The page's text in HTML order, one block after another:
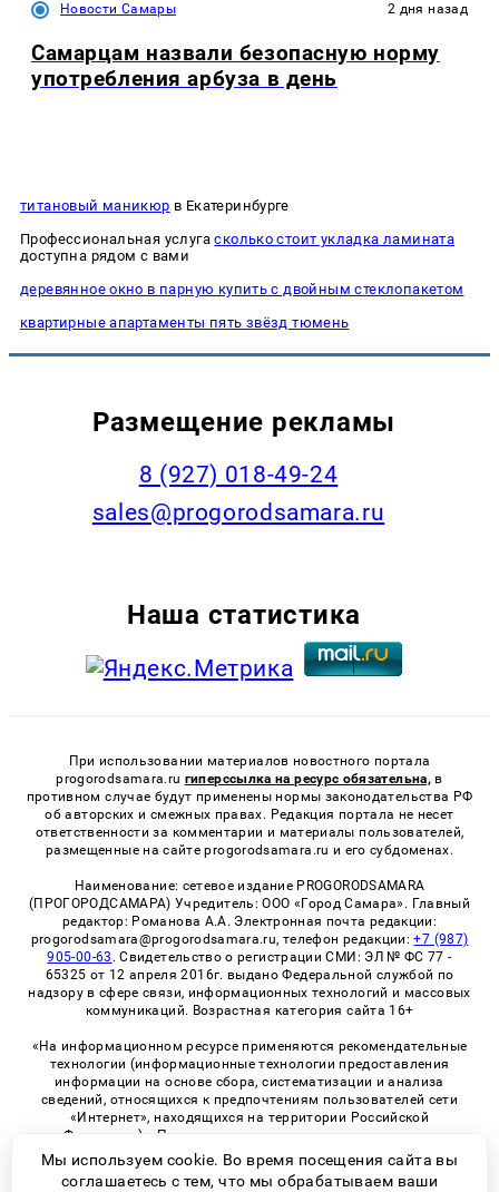
Новости Самары 2 дня назад
Самарцам назвали безопасную норму
употребления арбуза в день
титановый маникюр в Екатеринбурге
Профессиональная услугасколько стоит укладка ламината
доступна рядом с вами
деревянное окно в парную купить с двойным стеклопакетом
квартирные апартаменты пять звёзд тюмень
Размещение рекламы
8 (927) 018-49-24
sales@progorodsamara.ru
Наша статистика
При использовании материалов новостного портала
progorodsamara.ru гиперссылка на ресурс обязательна, в
противном случае будут применены нормы законодательства РФ
об авторских и смежных правах. Редакция портала не несет
ответственности за комментарии и материалы пользователей,
размещенные на сайте progorodsamara.ru и его субдоменах.
Наименование: сетевое издание PROGORODSAMARA
(ПРОГОРОДСАМАРА) Учредитель: ООО «Город Самара». Главный
редактор: Романова А.А. Электронная почта редакции:
progorodsamara@progorodsamara.ru, телефон редакции:+7 (987)
905-00-63 . Свидетельство о регистрации СМИ: ЭЛ № ФС 77 -
65325 от 12 апреля 2016г. выдано Федеральной службой по
надзору в сфере связи, информационных технологий и массовых
коммуникаций. Возрастная категория сайта 16+
«На информационном ресурсе применяются рекомендательные
технологии (информационные технологии предоставления
информации на основе сбора, систематизации и анализа
сведений, относящихся к предпочтениям пользователей сети
«Интернет», находящихся на территории Российской
Федерации)». Правила применения рекомендательных
технологий в виджетах рекламно-обменной сети
«СМИ2» (PDF)
Мы используем cookie. Во время посещения сайта вы
соглашаетесь с тем, что мы обрабатываем ваши